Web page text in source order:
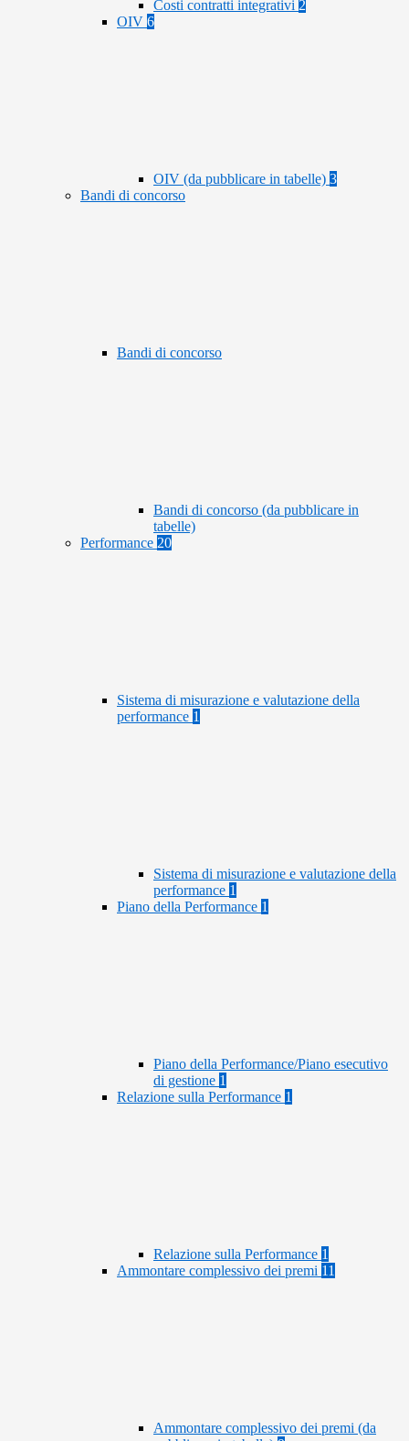
Costi contratti integrativi 2
OIV 6
OIV (da pubblicare in tabelle) 3
Bandi di concorso
Bandi di concorso
Bandi di concorso (da pubblicare in
tabelle)
Performance 20
Sistema di misurazione e valutazione della
performance 1
Sistema di misurazione e valutazione della
performance 1
Piano della Performance 1
Piano della Performance/Piano esecutivo
di gestione 1
Relazione sulla Performance 1
Relazione sulla Performance 1
Ammontare complessivo dei premi 11
Ammontare complessivo dei premi (da